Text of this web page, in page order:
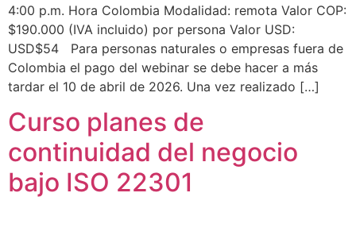
4:00 p.m. Hora Colombia Modalidad: remota Valor COP:
$190.000 (IVA incluido) por persona Valor USD:
USD$54 Para personas naturales o empresas fuera de
Colombia el pago del webinar se debe hacer a más
tardar el 10 de abril de 2026. Una vez realizado […]
Curso planes de
continuidad del negocio
bajo ISO 22301